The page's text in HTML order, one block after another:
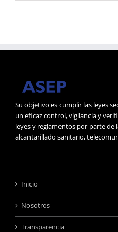
Su objetivo es cumplir las leyes
un eficaz control, vigilancia y
leyes y reglamentos por parte de
alcantarillado sanitario,
Inicio
Nosotros
Transparencia